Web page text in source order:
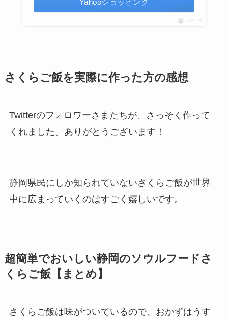
Yahooショッピング
ポチップ
さくらご飯を実際に作った方の感想
Twitterのフォロワーさまたちが、さっそく作って
くれました。ありがとうございます！
静岡県民にしか知られていないさくらご飯が世界
中に広まっていくのはすごく嬉しいです。
超簡単でおいしい静岡のソウルフードさ
くらご飯【まとめ】
さくらご飯は味がついているので、おかずはうす